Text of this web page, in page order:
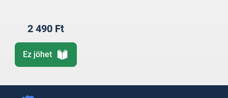
2 490 Ft
Ez jöhet